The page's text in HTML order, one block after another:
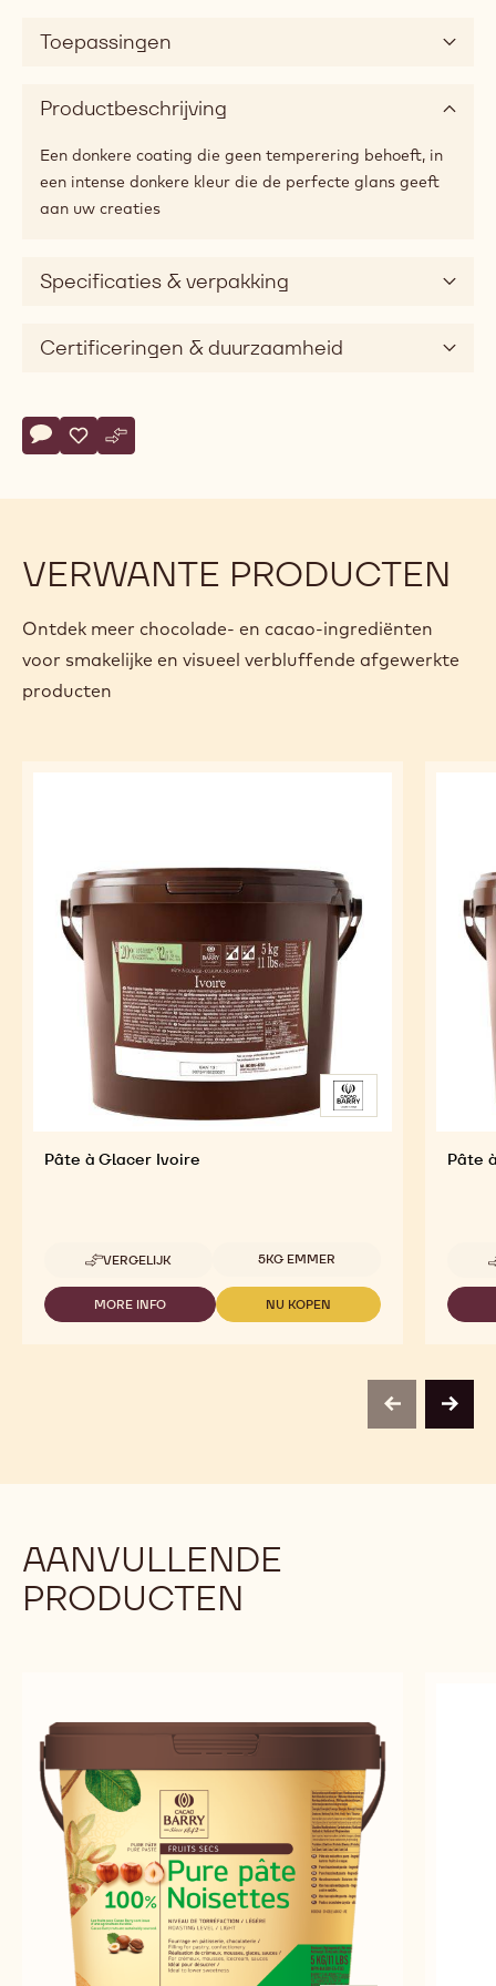
Toepassingen
Productbeschrijving
Een donkere coating die geen temperering behoeft, in
een intense donkere kleur die de perfecte glans geeft
aan uw creaties
Specificaties & verpakking
Certificeringen & duurzaamheid
Actions
Schrijf een commentaar op
- Pâte à Glacer Brune
Opslaan
- Pâte à Glacer Brune
Vergelijk
- Pâte à Glacer Brune
VERWANTE PRODUCTEN
Ontdek meer chocolade- en cacao-ingrediënten
voor smakelijke en visueel verbluffende afgewerkte
producten
Pâte à Glacer Ivoire
VERGELIJK
-
PÂTE
À
GLACER
Beschikbare maten
5KG EMMER
MORE INFO
-
NU KOPEN
-
Pâte
previousnext
AANVULLENDE
PRODUCTEN